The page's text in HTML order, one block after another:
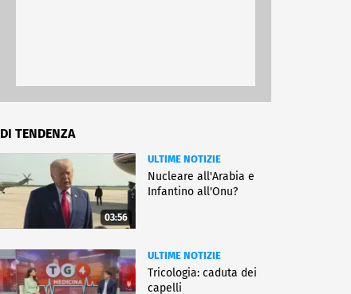
DI TENDENZA
03:56
ULTIME NOTIZIE
Nucleare all'Arabia e
Infantino all'Onu?
ULTIME NOTIZIE
Tricologia: caduta dei
capelli